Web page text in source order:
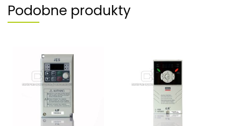
Podobne produkty